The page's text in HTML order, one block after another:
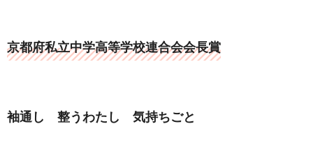
京都府私立中学高等学校連合会会長賞
袖通し 整うわたし 気持ちごと